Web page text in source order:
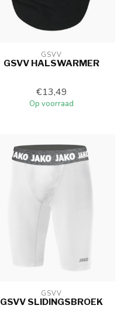
GSVV
GSVV HALSWARMER
€13,49
Op voorraad
GSVV
GSVV SLIDINGSBROEK